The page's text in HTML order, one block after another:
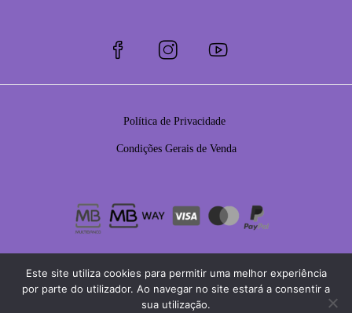
Política de Privacidade
Condições Gerais de Venda
Este site utiliza cookies para permitir uma melhor experiência
por parte do utilizador. Ao navegar no site estará a consentir a
sua utilização.